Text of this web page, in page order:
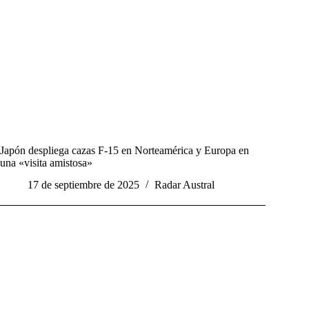
Japón despliega cazas F-15 en Norteamérica y Europa en
una «visita amistosa»
17 de septiembre de 2025
Radar Austral